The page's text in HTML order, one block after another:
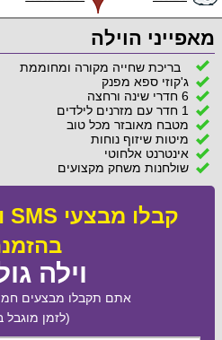
מאפייני הוילה
בריכת שחייה מקורה ומחוממת
ג'קוזי ספא מפנק
6 חדרי שינה ורחצה
1 חדר עם מזרנים לילדים
מטבח מאובזר מכל טוב
מיטות שיזוף נוחות
אינטרנט אלחוטי
שולחנות משחק מקצועים
וילה
אתם תקבלו מבצעים
(לזמן מוגבל